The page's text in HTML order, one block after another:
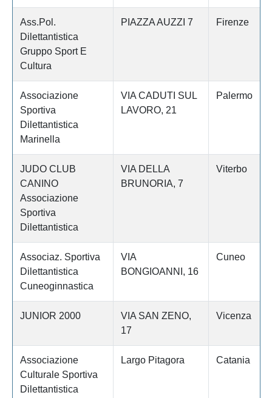
Ass.Pol.
Dilettantistica
Gruppo Sport E
Cultura
PIAZZA AUZZI 7 Firenze
Associazione
Sportiva
Dilettantistica
Marinella
VIA CADUTI SUL
LAVORO, 21
Palermo
JUDO CLUB
CANINO
Associazione
Sportiva
Dilettantistica
VIA DELLA
BRUNORIA, 7
Viterbo
Associaz. Sportiva
Dilettantistica
Cuneoginnastica
VIA
BONGIOANNI, 16
Cuneo
JUNIOR 2000
VIA SAN ZENO,
17
Vicenza
Associazione
Culturale Sportiva
Dilettantistica
Largo Pitagora Catania